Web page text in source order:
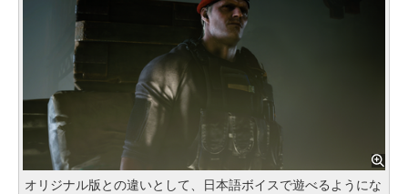
オリジナル版との違いとして、日本語ボイスで遊べるようにな